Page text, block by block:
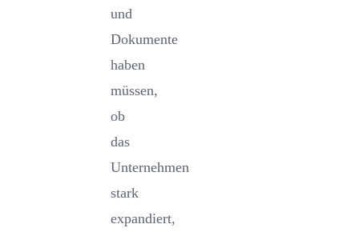
und
Dokumente
haben
müssen,
ob
das
Unternehmen
stark
expandiert,